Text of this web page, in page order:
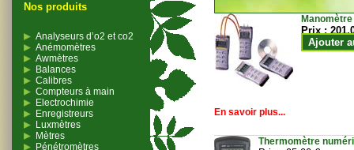
Nos produits
Analyseurs d’o2 et co2
Anémomètres
Awmètres
Balances
Calibres
Compteurs à main
Electrochimie
Enregistreurs
Luxmètres
Mètres
Pénétromètres
Prix :
Ajouter
En savoir plus...
Thermomètre